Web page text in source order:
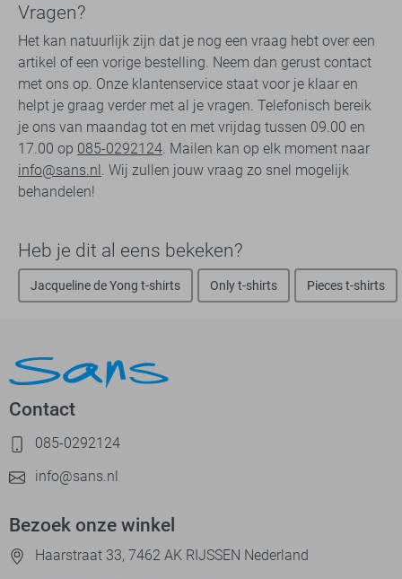
Vragen?
Het kan natuurlijk zijn dat je nog een vraag hebt over een
artikel of een vorige bestelling. Neem dan gerust contact
met ons op. Onze klantenservice staat voor je klaar en
helpt je graag verder met al je vragen. Telefonisch bereik
je ons van maandag tot en met vrijdag tussen 09.00 en
17.00 op 085-0292124. Mailen kan op elk moment naar
info@sans.nl. Wij zullen jouw vraag zo snel mogelijk
behandelen!
Heb je dit al eens bekeken?
Jacqueline de Yong t-shirts Only t-shirts Pieces t-shirts
Contact
085-0292124
info@sans.nl
Bezoek onze winkel
Haarstraat 33, 7462 AK RIJSSEN Nederland